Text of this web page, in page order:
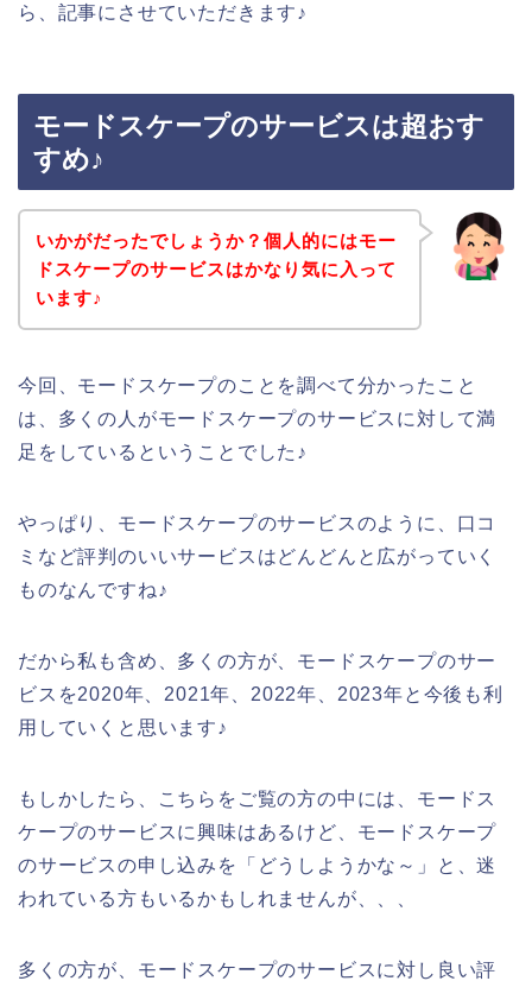
ら、記事にさせていただきます♪
モードスケープのサービスは超おす
すめ♪
いかがだったでしょうか？個人的にはモー
ドスケープのサービスはかなり気に入って
います♪
今回、モードスケープのことを調べて分かったこと
は、多くの人がモードスケープのサービスに対して満
足をしているということでした♪
やっぱり、モードスケープのサービスのように、口コ
ミなど評判のいいサービスはどんどんと広がっていく
ものなんですね♪
だから私も含め、多くの方が、モードスケープのサー
ビスを2020年、2021年、2022年、2023年と今後も利
用していくと思います♪
もしかしたら、こちらをご覧の方の中には、モードス
ケープのサービスに興味はあるけど、モードスケープ
のサービスの申し込みを「どうしようかな～」と、迷
われている方もいるかもしれませんが、、、
多くの方が、モードスケープのサービスに対し良い評